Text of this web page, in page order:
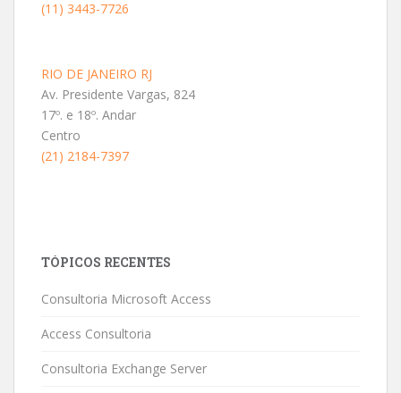
(11) 3443-7726
RIO DE JANEIRO RJ
Av. Presidente Vargas, 824
17º. e 18º. Andar
Centro
(21) 2184-7397
TÓPICOS RECENTES
Consultoria Microsoft Access
Access Consultoria
Consultoria Exchange Server